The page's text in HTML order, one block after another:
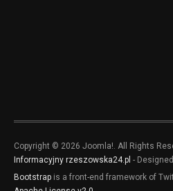
Copyright © 2026 Joomla!. All Rights
Informacyjny rzeszowska24.pl -
Bootstrap is a front-end framework of